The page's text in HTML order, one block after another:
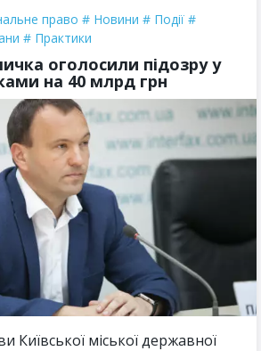
право Новини
Події
Практики
оголосили підозру у
на 40 млрд грн
Київської міської державної